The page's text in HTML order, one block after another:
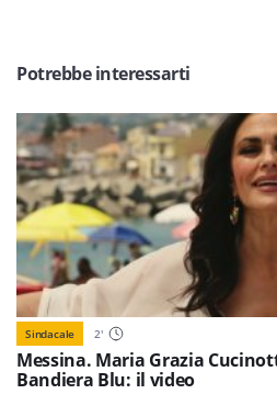
Potrebbe interessarti
Sindacale 2'
Messina. Maria Grazia
Bandiera Blu: il video